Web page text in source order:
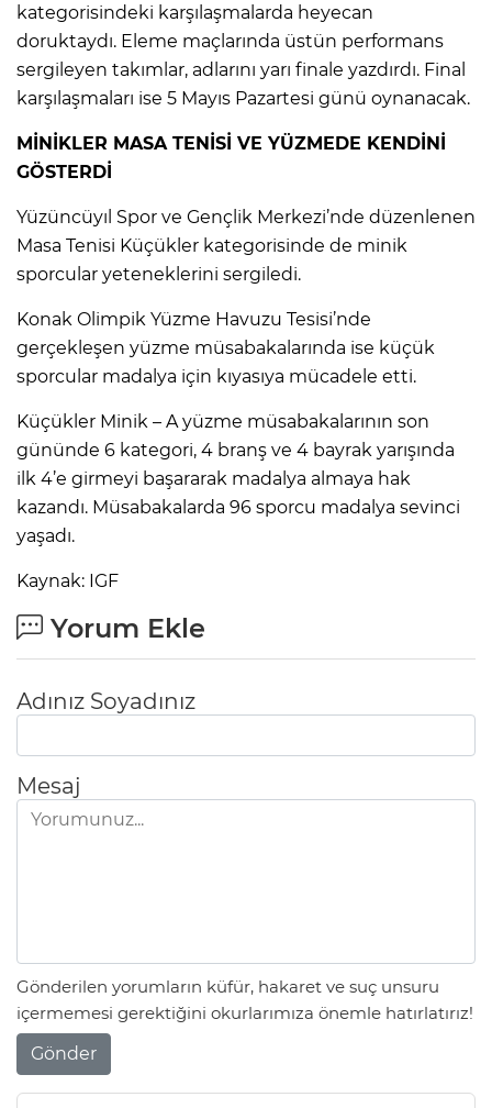
kategorisindeki karşılaşmalarda heyecan
doruktaydı. Eleme maçlarında üstün performans
sergileyen takımlar, adlarını yarı finale yazdırdı. Final
karşılaşmaları ise 5 Mayıs Pazartesi günü oynanacak.
MİNİKLER MASA TENİSİ VE YÜZMEDE KENDİNİ
GÖSTERDİ
Yüzüncüyıl Spor ve Gençlik Merkezi’nde düzenlenen
Masa Tenisi Küçükler kategorisinde de minik
sporcular yeteneklerini sergiledi.
Konak Olimpik Yüzme Havuzu Tesisi’nde
gerçekleşen yüzme müsabakalarında ise küçük
sporcular madalya için kıyasıya mücadele etti.
Küçükler Minik – A yüzme müsabakalarının son
gününde 6 kategori, 4 branş ve 4 bayrak yarışında
ilk 4’e girmeyi başararak madalya almaya hak
kazandı. Müsabakalarda 96 sporcu madalya sevinci
yaşadı.
Kaynak: IGF
Yorum Ekle
Adınız Soyadınız
Mesaj
Gönderilen yorumların küfür, hakaret ve suç unsuru
içermemesi gerektiğini okurlarımıza önemle hatırlatırız!
Gönder